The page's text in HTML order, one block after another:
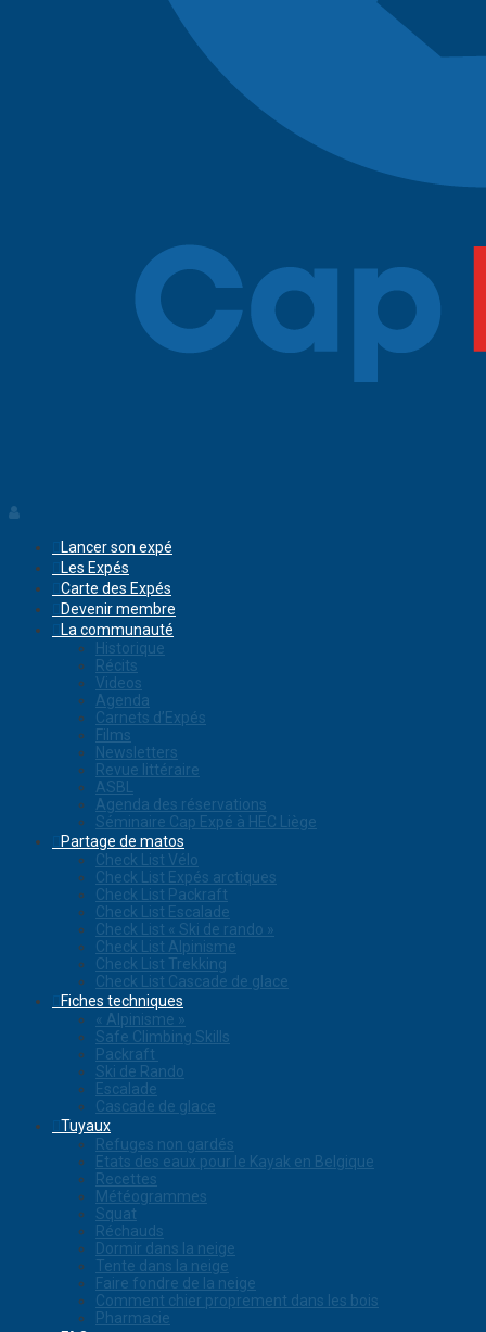
Lancer son expé
Les Expés
Carte des Expés
Devenir membre
La communauté
Historique
Récits
Videos
Agenda
Carnets d’Expés
Films
Newsletters
Revue littéraire
ASBL
Agenda des réservations
Séminaire Cap Expé à HEC Liège
Partage de matos
Check List Vélo
Check List Expés arctiques
Check List Packraft
Check List Escalade
Check List « Ski de rando »
Check List Alpinisme
Check List Trekking
Check List Cascade de glace
Fiches techniques
« Alpinisme »
Safe Climbing Skills
Packraft
Ski de Rando
Escalade
Cascade de glace
Tuyaux
Refuges non gardés
Etats des eaux pour le Kayak en Belgique
Recettes
Météogrammes
Squat
Réchauds
Dormir dans la neige
Tente dans la neige
Faire fondre de la neige
Comment chier proprement dans les bois
Pharmacie